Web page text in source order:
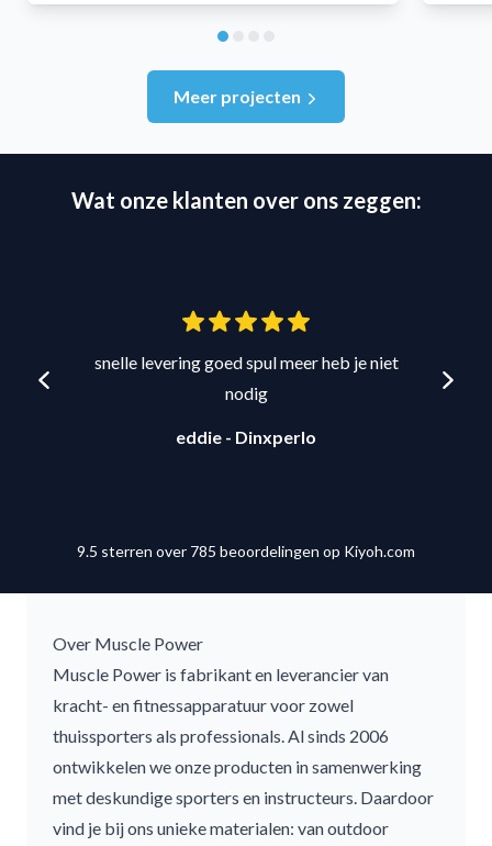
Meer projecten
Wat onze klanten over ons zeggen:
snelle levering goed spul meer heb je niet
nodig
eddie - Dinxperlo
9.5 sterren over 785 beoordelingen op Kiyoh.com
Over Muscle Power
Muscle Power is fabrikant en leverancier van
kracht- en fitnessapparatuur voor zowel
thuissporters als professionals. Al sinds 2006
ontwikkelen we onze producten in samenwerking
met deskundige sporters en instructeurs. Daardoor
vind je bij ons unieke materialen: van outdoor